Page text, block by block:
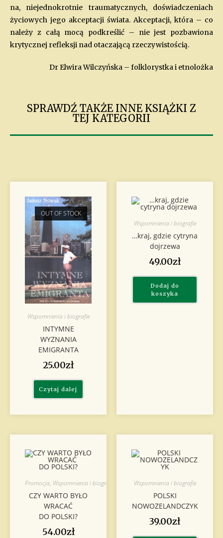
na, niejednokrotnie traumatycznych, doświadczeniach
życiowych jego akceptacji świata. Akceptacji, która – co
należy z całą mocą podkreślić – nie jest pozbawiona
krytycznej refleksji nad otaczającą rzeczywistością.
Dr Elwira Wilczyńska – folklorystka i etnolożka
SPRAWDŹ TAKŻE INNE KSIĄŻKI Z
TEJ KATEGORII
OUT OF STOCK
Wspomnienia i biografie
INTYMNE
WYZNANIA
EMIGRANTA
25.00zł
Czytaj dalej
Wspomnienia i biografie
…kraj, gdzie cytryna
dojrzewa
49.00zł
Dodaj do
koszyka
Promocja, Wspomnienia i biografie
CZY WARTO BYŁO
WRACAĆ
DO POLSKI?
54.00zł
Wspomnienia i biografie
POLSKI
NOWOZELANDCZYK
39.00zł